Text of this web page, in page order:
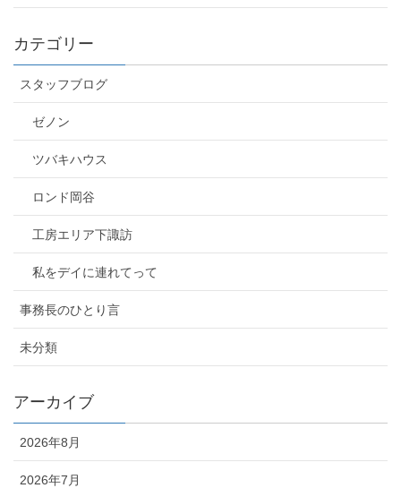
カテゴリー
スタッフブログ
ゼノン
ツバキハウス
ロンド岡谷
工房エリア下諏訪
私をデイに連れてって
事務長のひとり言
未分類
アーカイブ
2026年8月
2026年7月